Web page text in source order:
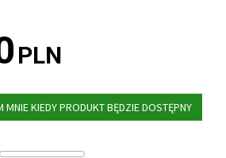
PLN
MNIE KIEDY PRODUKT BĘDZIE DOSTĘPNY